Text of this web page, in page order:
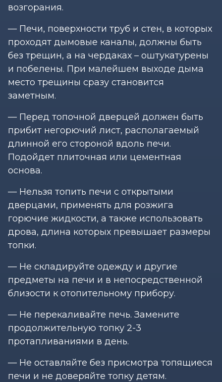
возгорания.
— Печи, поверхности труб и стен, в которых
проходят дымовые каналы, должны быть
без трещин, а на чердаках – оштукатурены
и побелены. При малейшем выходе дыма
место трещины сразу становится
заметным.
— Перед топочной дверцей должен быть
прибит негорючий лист, располагаемый
длинной его стороной вдоль печи.
Подойдет плиточная или цементная
основа.
— Нельзя топить печи с открытыми
дверцами, применять для розжига
горючие жидкости, а также использовать
дрова, длина которых превышает размеры
топки.
— Не складируйте одежду и другие
предметы на печи и в непосредственной
близости к отопительному прибору.
— Не перекаливайте печь. Замените
продолжительную топку 2-3
протапливаниями в день.
— Не оставляйте без присмотра топящиеся
печи и не доверяйте топку детям.